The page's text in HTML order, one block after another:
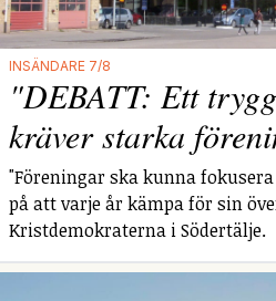
INSÄNDARE 7/8
"DEBATT: Ett
kräver starka
"Föreningar ska kunna
på att varje år kämpa för sin
Kristdemokraterna i Södertälje.